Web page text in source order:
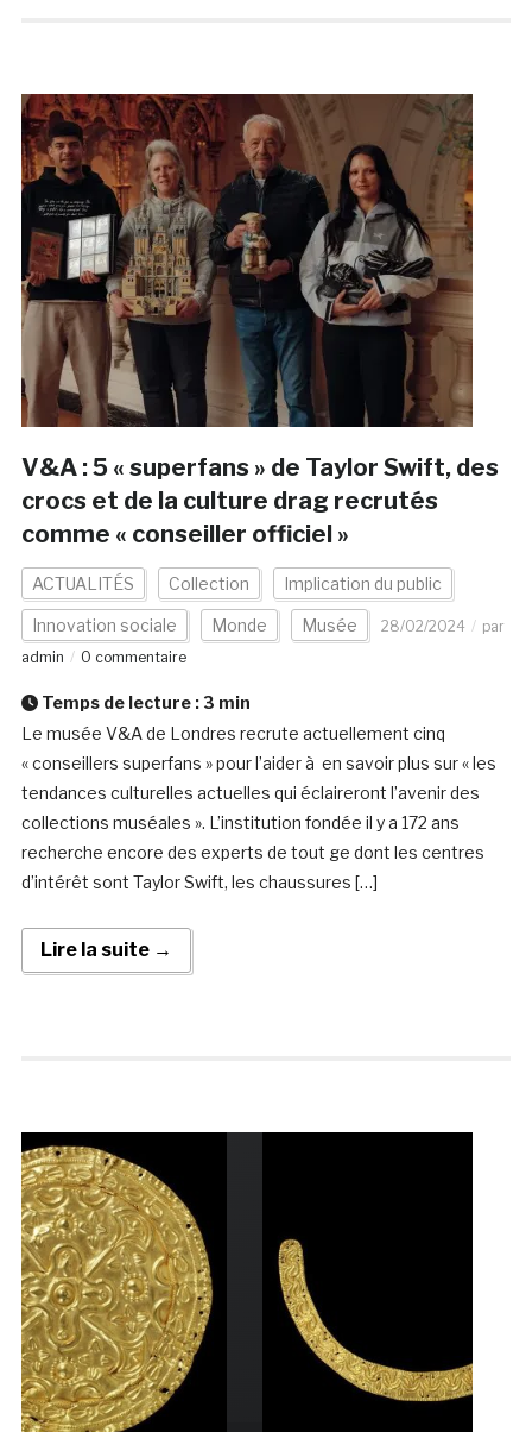
V&A : 5 « superfans » de Taylor Swift, des
crocs et de la culture drag recrutés
comme « conseiller officiel »
ACTUALITÉS Collection Implication du public
Innovation sociale Monde Musée 28/02/2024
par
admin
0 commentaire
Temps de lecture : 3 min
Le musée V&A de Londres recrute actuellement cinq
« conseillers superfans » pour l’aider à en savoir plus sur « les
tendances culturelles actuelles qui éclaireront l’avenir des
collections muséales ». L’institution fondée il y a 172 ans
recherche encore des experts de tout ge dont les centres
d’intérêt sont Taylor Swift, les chaussures […]
Lire la suite →